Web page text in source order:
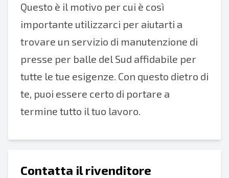
Questo è il motivo per cui è così
importante utilizzarci per aiutarti a
trovare un servizio di manutenzione di
presse per balle del Sud affidabile per
tutte le tue esigenze. Con questo dietro di
te, puoi essere certo di portare a
termine tutto il tuo lavoro.
Contatta il rivenditore